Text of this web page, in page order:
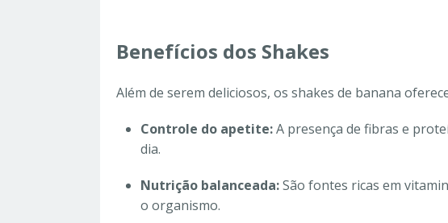
Benefícios dos Shakes
Além de serem deliciosos, os shakes de banana
Controle do apetite:A presença de fibras e
dia.
Nutrição balanceada:São fontes ricas em
o organismo.